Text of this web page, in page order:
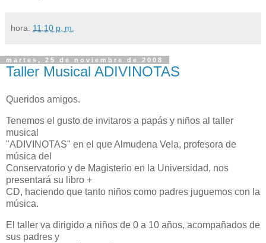
hora: 11:10 p. m.
martes, 25 de noviembre de 2008
Taller Musical ADIVINOTAS
Queridos amigos.
Tenemos el gusto de invitaros a papás y niños al taller
musical
"ADIVINOTAS" en el que Almudena Vela, profesora de
música del
Conservatorio y de Magisterio en la Universidad, nos
presentará su libro +
CD, haciendo que tanto niños como padres juguemos con la
música.
El taller va dirigido a niños de 0 a 10 años, acompañados de
sus padres y